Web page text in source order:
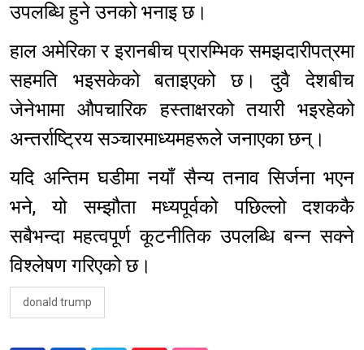
उपलब्धि हुने उनको भनाइ छ।
हाल अमेरिका र इरानबीच प्रारम्भिक समझदारीपत्रमा
सहमति भइसकेको बताइएको छ। दुवै देशबीच
जेनेभामा औपचारिक हस्ताक्षरको तयारी भइरहेको
अन्तर्राष्ट्रिय सञ्चारमाध्यमहरूले जनाएका छन्।
यदि अन्तिम घडीमा नयाँ सैन्य तनाव सिर्जना भएन
भने, यो सम्झौता मध्यपूर्वको पछिल्लो दशककै
सबैभन्दा महत्वपूर्ण कूटनीतिक उपलब्धि बन्न सक्ने
विश्लेषण गरिएको छ।
donald trump